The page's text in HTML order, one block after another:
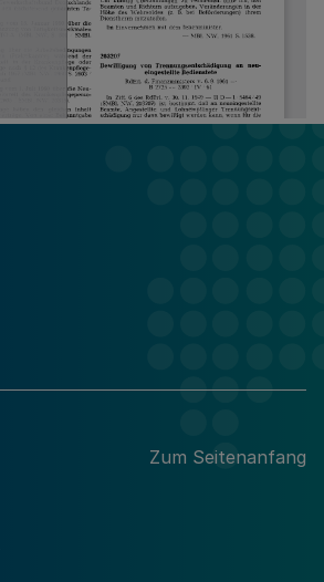
Zum Seitenanfang